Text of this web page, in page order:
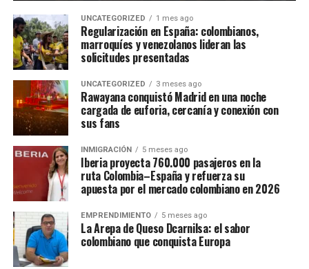
UNCATEGORIZED 1 mes ago
Regularización en España: colombianos,
marroquíes y venezolanos lideran las
solicitudes presentadas
UNCATEGORIZED 3 meses ago
Rawayana conquistó Madrid en una noche
cargada de euforia, cercanía y conexión con
sus fans
INMIGRACIÓN 5 meses ago
Iberia proyecta 760.000 pasajeros en la
ruta Colombia–España y refuerza su
apuesta por el mercado colombiano en 2026
EMPRENDIMIENTO 5 meses ago
La Arepa de Queso Dcarnilsa: el sabor
colombiano que conquista Europa